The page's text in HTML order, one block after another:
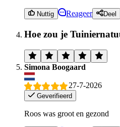
Nuttig Reageer Deel
Hoe zou je
Simona Boogaard
27-7-2026
Geverifieerd
Roos was groot en gezond